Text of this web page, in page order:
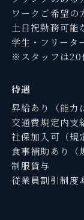
ワークご希望の
土日祝勤務可能
学生・フリータ
※スタッフは20
待遇
昇給あり（能力
交通費規定内支
社保加入可（規
食事補助あり（
制服貸与
従業員割引制度